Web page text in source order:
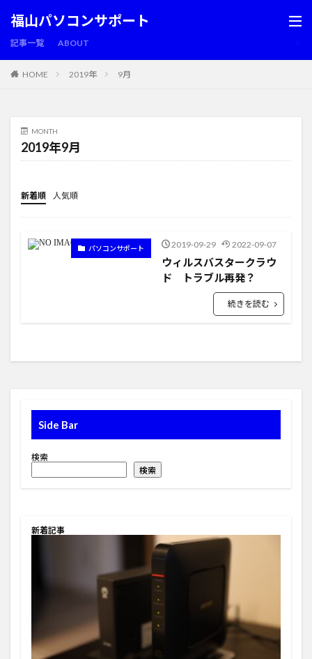
福山パソコンサポート
記事一覧 ABOUT
HOME 2019年 9月
MONTH
2019年9月
新着順 人気順
パソコンサポート 2019-09-29 2022-09-07
ウィルスバスタークラウ
ド トラブル再発？
続きを読む
Side Bar
検索
検索
新着記事